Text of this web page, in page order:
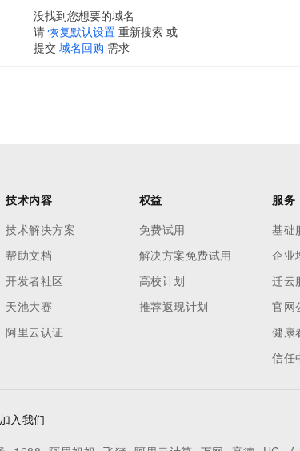
没找到您想要的域名
请 恢复默认设置 重新搜索 或
提交 域名回购 需求